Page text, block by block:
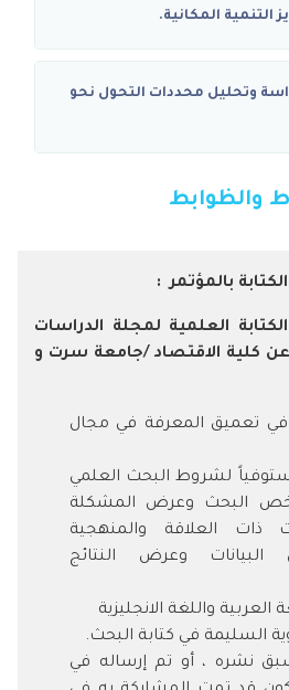
التنمية المكانية.
وتحليل محددات التحول نحو
شروط والظوابط
بالمؤتمر :
العلمية لمجلة الدراسات
عن كلية الاقتصاد /جامعة سرت و
تعميق المعرفة في مجال
لشروط البحث العلمي
البحث وعرض المشكلة
ذات العلاقة والمنهجية
البيانات وعرض النتائج
العربية واللغة الانجليزية
السليمة في كتابة البحث.
نشره ، أو تم إرساله في